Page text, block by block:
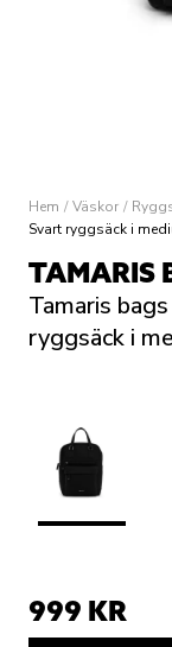
Hem / Väskor /
Svart ryggsäck i
TAMARIS
Tamaris
ryggsäck i
999 KR